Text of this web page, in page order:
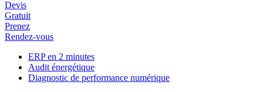
Devis
Gratuit
Prenez
Rendez-vous
ERP en 2 minutes
Audit énergétique
Diagnostic de performance numérique